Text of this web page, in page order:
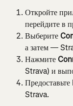
Откройте
перейдите в
Выберите
а затем —
Нажмите
Strava) и
Strava.